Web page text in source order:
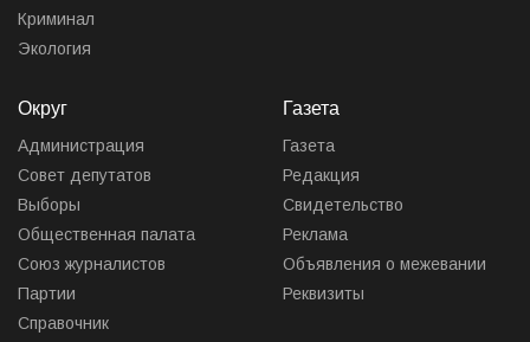
Криминал
Экология
Округ
Администрация
Совет депутатов
Выборы
Общественная палата
Союз журналистов
Партии
Справочник
Газета
Газета
Редакция
Свидетельство
Реклама
Объявления о межевании
Реквизиты